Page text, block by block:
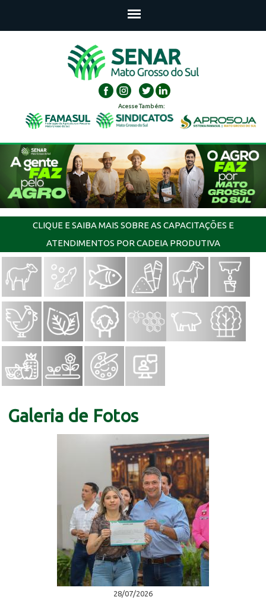
Acesse Também:
CLIQUE E SAIBA MAIS SOBRE AS CAPACITAÇÕES E
ATENDIMENTOS POR CADEIA PRODUTIVA
Galeria de Fotos
28/07/2026